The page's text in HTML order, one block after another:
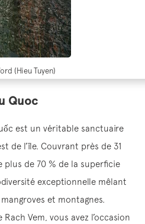
(Hieu Tuyen)
Quoc
est un véritable sanctuaire
de l’île. Couvrant près de 31
de 70 % de la superficie
exceptionnelle mêlant
et montagnes.
Vem, vous avez l’occasion